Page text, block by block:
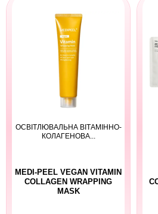
ОСВІТЛЮВАЛЬНА ВІТАМІННО-
КОЛАГЕНОВА...
MEDI-PEEL VEGAN VITAMIN
COLLAGEN WRAPPING
MASK